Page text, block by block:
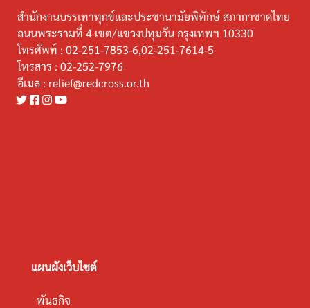
สำนักงานบรรเทาทุกข์และประชานามัยพิทักษ์ สภากาชาดไทย
ถนนพระรามที่ 4 เขต/แขวงปทุมวัน กรุงเทพฯ 10330
โทรศัพท์ : 02-251-7853-6,02-251-7614-5
โทรสาร : 02-252-7976
อีเมล : relief@redcross.or.th
แผนผังเว็บไซต์
พันธกิจ